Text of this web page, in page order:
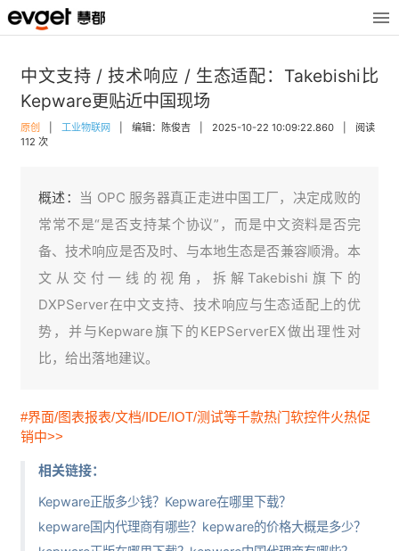
中文支持 / 技术响应 / 生态适配：Takebishi比
Kepware更贴近中国现场
原创 工业物联网 编辑：陈俊吉 2025-10-22 10:09:22.860
阅读
112 次
概述：
当 OPC 服务器真正走进中国工厂，决定成败的
常常不是“是否支持某个协议”，而是中文资料是否完
备、技术响应是否及时、与本地生态是否兼容顺滑。本
文从交付一线的视角，拆解Takebishi旗下的
DXPServer在中文支持、技术响应与生态适配上的优
势，并与Kepware旗下的KEPServerEX做出理性对
比，给出落地建议。
#界面/图表报表/文档/IDE/IOT/测试等千款热门软控件火热促
销中>>
相关链接：
Kepware正版多少钱？Kepware在哪里下载？
kepware国内代理商有哪些？kepware的价格大概是多少？